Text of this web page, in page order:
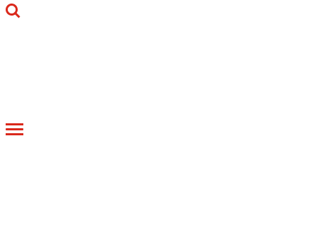
Toggle